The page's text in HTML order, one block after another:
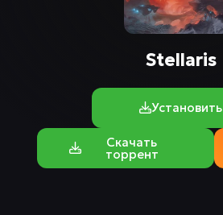
Stellaris
Установить
Скачать
торрент